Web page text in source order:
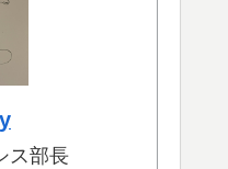
ス部長